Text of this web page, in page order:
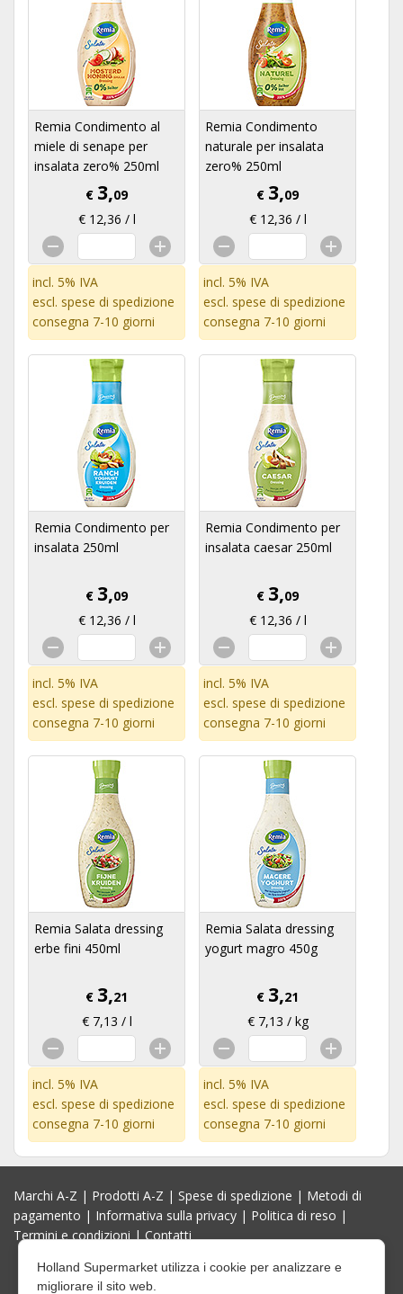
Remia Condimento al
miele di senape per
insalata zero% 250ml
€ 3,09
€ 12,36 / l
incl. 5% IVA
escl. spese di spedizione
consegna 7-10 giorni
Remia Condimento
naturale per insalata
zero% 250ml
€ 3,09
€ 12,36 / l
incl. 5% IVA
escl. spese di spedizione
consegna 7-10 giorni
Remia Condimento per
insalata 250ml
€ 3,09
€ 12,36 / l
incl. 5% IVA
escl. spese di spedizione
consegna 7-10 giorni
Remia Condimento per
insalata caesar 250ml
€ 3,09
€ 12,36 / l
incl. 5% IVA
escl. spese di spedizione
consegna 7-10 giorni
Remia Salata dressing
erbe fini 450ml
€ 3,21
€ 7,13 / l
incl. 5% IVA
escl. spese di spedizione
consegna 7-10 giorni
Remia Salata dressing
yogurt magro 450g
€ 3,21
€ 7,13 / kg
incl. 5% IVA
escl. spese di spedizione
consegna 7-10 giorni
Marchi A-Z | Prodotti A-Z | Spese di spedizione | Metodi di
pagamento | Informativa sulla privacy | Politica di reso |
Termini e condizioni|Contatti
Holland Supermarket utilizza i cookie per analizzare e
migliorare il sito web.